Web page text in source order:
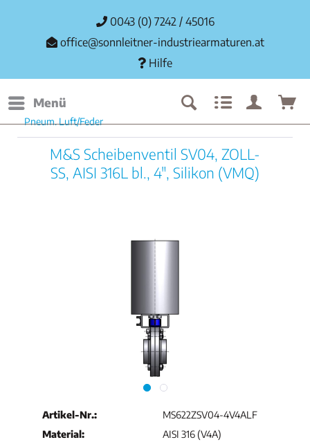
0043 (0) 7242 / 45016
office@sonnleitner-industriearmaturen.at
Hilfe
Menü
Pneum. Luft/Feder
M&S Scheibenventil SV04, ZOLL-
SS, AISI 316L bl., 4", Silikon (VMQ)
Artikel-Nr.:
MS622ZSV04-4V4ALF
Material:
AISI 316 (V4A)